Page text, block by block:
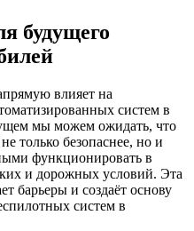
будущего
влияет на
систем в
мы можем ожидать, что
только безопаснее, но и
функционировать в
и дорожных условий. Эта
барьеры и создаёт основу
систем в